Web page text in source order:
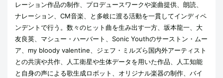
レーション作品の制作、プロデュースワークや楽曲提供、朗読、
ナレーション、CM音楽、と多岐に渡る活動を一貫してインディペ
ンデントで行う。数々のヒット曲を生み出す一方、坂本龍一、大
友良英、マシュー・ハーバート、Sonic Youthのサーストン・ムー
ア、my bloody valentine、ジェフ・ミルズら国内外アーティスト
との共演や共作、人工衛星や生体データを用いた作品、人工知能
と自身の声による歌生成ロボット、オリジナル楽器の制作、バイ